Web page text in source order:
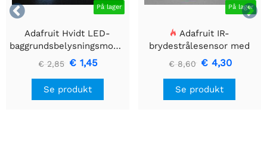

 På lager
Adafruit Hvidt LED-
baggrundsbelysningsmodul
- Lille 12mm x 40mm
€ 2,85 € 1,45
Se produkt
På lager
Adafruit IR-
brydestrålesensor med
premium ledningsstuds -
5 mm LED'er
€ 8,60 € 4,30
Se produkt